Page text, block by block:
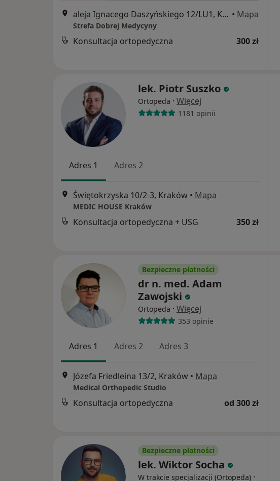
aleja Ignacego Daszyńskiego 12/LU1, Kraków • Mapa
Strefa Dobrej Medycyny
Konsultacja ortopedyczna 300 zł
lek. Piotr Suszko
Ortopeda · Więcej
1181 opinii
Adres 1 Adres 2
Świętokrzyska 10/2-3, Kraków • Mapa
MEDIC HOUSE Kraków
Konsultacja ortopedyczna + USG 350 zł
Bezpieczne płatności
dr n. med. Adam
Zawojski
Ortopeda · Więcej
353 opinie
Adres 1 Adres 2 Adres 3
Józefa Friedleina 13/2, Kraków • Mapa
Medical Orthopedic Studio
Konsultacja ortopedyczna od 300 zł
Bezpieczne płatności
lek. Wiktor Socha
W trakcie specjalizacji (Ortopeda) ·